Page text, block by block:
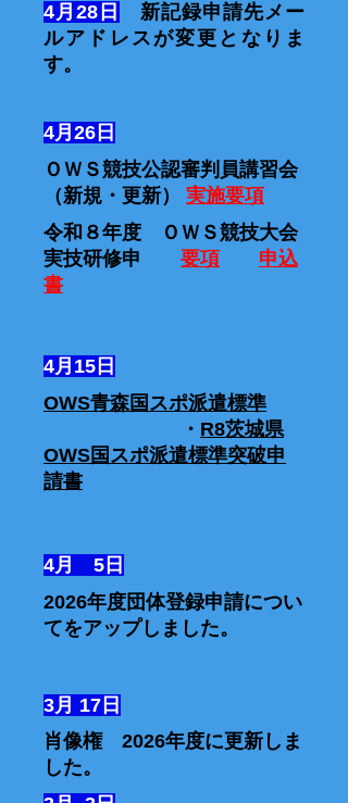
4月28日
新記録申請先メー
ルアドレスが変更となりま
す。
4月26日
ＯＷＳ競技公認審判員講習会
（新規・更新） 実施要項
令和８年度 ＯＷＳ競技大会
実技研修申 要項
申込
書
4月15日
OWS青森国スポ派遣標準
・ R8茨城県
OWS国スポ派遣標準突破申
請書
4月 5日
2026年度団体登録申請につい
てをアップしました。
3月 17日
​肖像権 2026年度に更新しま
した。